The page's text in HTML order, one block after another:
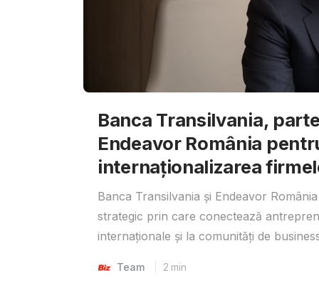
Banca Transilvania,
Endeavor România
internaționalizarea
Banca Transilvania și Endeavor
strategic prin care conectează
internaționale și la comunități de
Team 2 min